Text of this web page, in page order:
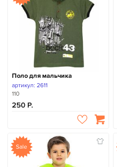
Поло для мальчика
артикул: 2611
110
250
Sale